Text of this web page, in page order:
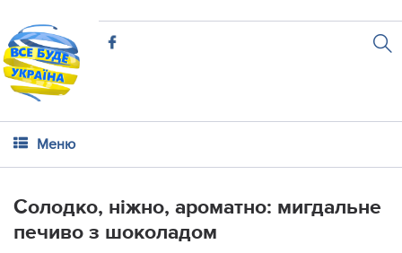
Меню
Солодко, ніжно, ароматно: мигдальне
печиво з шоколадом